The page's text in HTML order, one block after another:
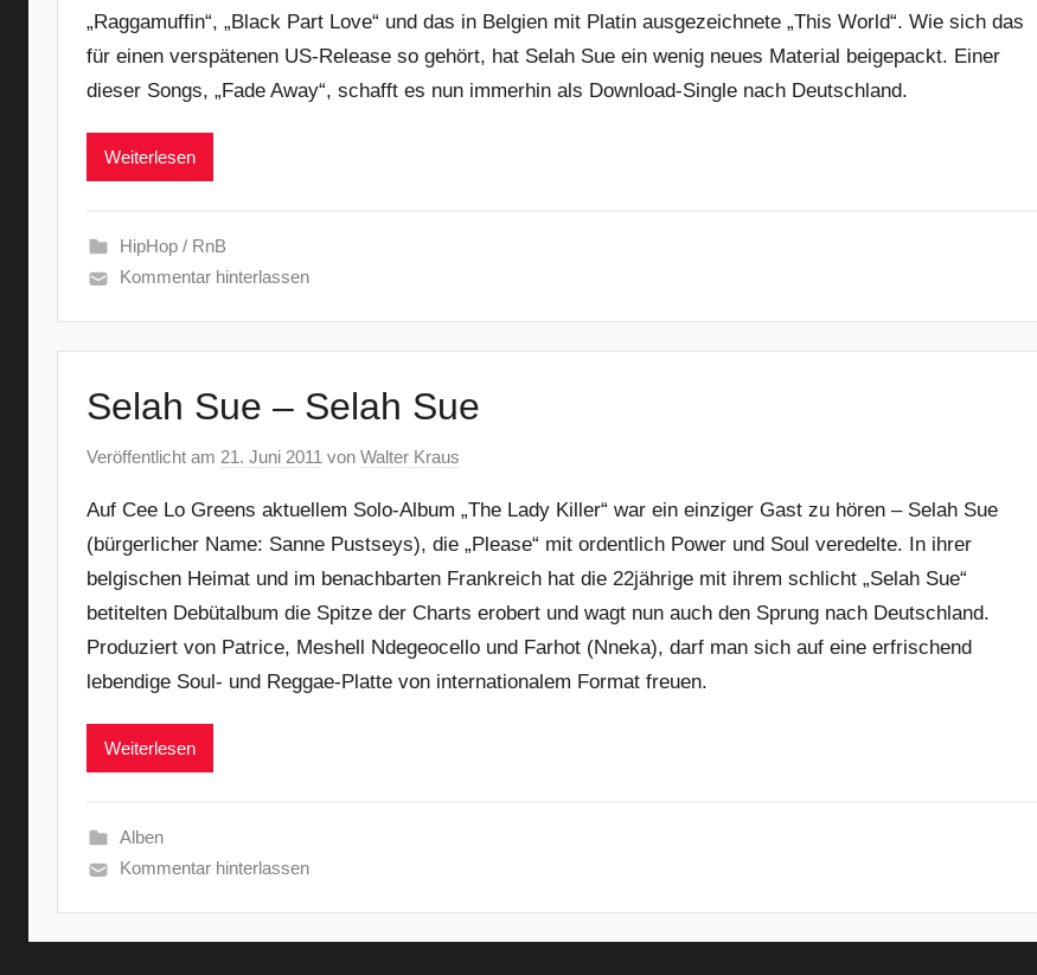
„Raggamuffin“, „Black Part Love“ und das in Belgien mit Platin ausgezeichnete „This World“. Wie sich das
für einen verspätenen US-Release so gehört, hat Selah Sue ein wenig neues Material beigepackt. Einer
dieser Songs, „Fade Away“, schafft es nun immerhin als Download-Single nach Deutschland.
Weiterlesen
HipHop / RnB
Kommentar hinterlassen
Selah Sue – Selah Sue
Veröffentlicht am 21. Juni 2011 von Walter Kraus
Auf Cee Lo Greens aktuellem Solo-Album „The Lady Killer“ war ein einziger Gast zu hören – Selah Sue
(bürgerlicher Name: Sanne Pustseys), die „Please“ mit ordentlich Power und Soul veredelte. In ihrer
belgischen Heimat und im benachbarten Frankreich hat die 22jährige mit ihrem schlicht „Selah Sue“
betitelten Debütalbum die Spitze der Charts erobert und wagt nun auch den Sprung nach Deutschland.
Produziert von Patrice, Meshell Ndegeocello und Farhot (Nneka), darf man sich auf eine erfrischend
lebendige Soul- und Reggae-Platte von internationalem Format freuen.
Weiterlesen
Alben
Kommentar hinterlassen